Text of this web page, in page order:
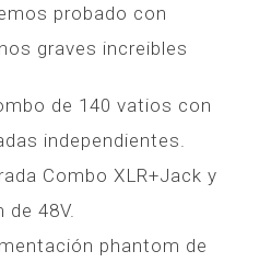
probado con
graves increibles
de 140 vatios con
independientes.
Combo XLR+Jack y
48V.
phantom de